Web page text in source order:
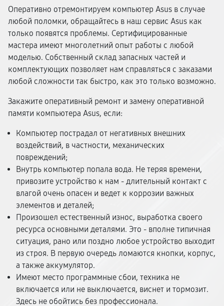
Оперативно отремонтируем компьютер Asus в случае
любой поломки, обращайтесь в наш сервис Asus как
только появятся проблемы. Сертифицированные
мастера имеют многолетний опыт работы с любой
моделью. Собственный склад запасных частей и
комплектующих позволяет нам справляться с заказами
любой сложности так быстро, как это только возможно.
Закажите оперативный ремонт и замену оперативной
памяти компьютера Asus, если:
Компьютер пострадал от негативных внешних
воздействий, в частности, механических
повреждений;
Внутрь компьютер попала вода. Не теряя времени,
привозите устройство к нам - длительный контакт с
влагой очень опасен и ведет к коррозии важных
элементов и деталей;
Произошел естественный износ, выработка своего
ресурса основными деталями. Это - вполне типичная
ситуация, рано или поздно любое устройство выходит
из строя. В первую очередь ломаются кнопки, корпус,
а также аккумулятор.
Имеют место программные сбои, техника не
включается или не выключается, виснет и тормозит.
Здесь не обойтись без профессионала.